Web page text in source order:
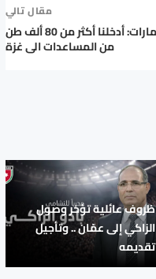
مقال تالي
الإمارات: أدخلنا أكثر من 80 ألف طن
من المساعدات الى غزة
ظروف عائلية تؤخر وصول
الزاكي إلى عمّان .. وتأجيل
تقديمه